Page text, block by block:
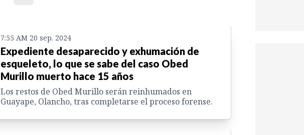
7:55 AM 20 sep. 2024
Expediente desaparecido y exhumación de
esqueleto, lo que se sabe del caso Obed
Murillo muerto hace 15 años
Los restos de Obed Murillo serán reinhumados en
Guayape, Olancho, tras completarse el proceso forense.